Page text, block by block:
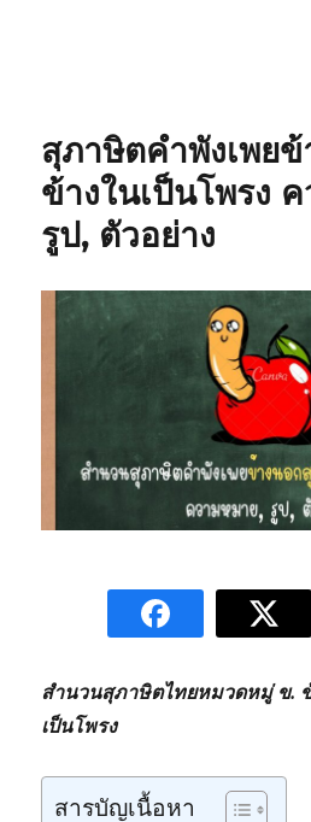
สุภาษิตคำพังเพย
ข้างในเป็นโพรง
รูป, ตัวอย่าง
สำนวนสุภาษิตไทยหมวดหมู่ ข.
เป็นโพรง
สารบัญเนื้อหา